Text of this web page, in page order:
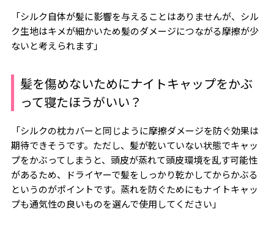
「シルク自体が髪に影響を与えることはありませんが、シル
ク生地はキメが細かいため髪のダメージにつながる摩擦が少
ないと考えられます」
髪を傷めないためにナイトキャップをかぶ
って寝たほうがいい？
「シルクの枕カバーと同じように摩擦ダメージを防ぐ効果は
期待できそうです。ただし、髪が乾いていない状態でキャッ
プをかぶってしまうと、頭皮が蒸れて頭皮環境を乱す可能性
があるため、ドライヤーで髪をしっかり乾かしてからかぶる
というのがポイントです。蒸れを防ぐためにもナイトキャッ
プも通気性の良いものを選んで使用してください」